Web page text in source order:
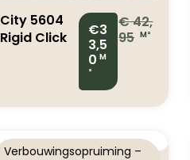
City 5604
Rigid Click
€3
3,5
0 M
²
€42,
95 M²
Verbouwingsopruiming –